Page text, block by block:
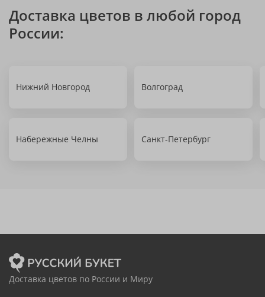
Доставка цветов в любой город
России:
Нижний Новгород Волгоград
Набережные Челны Санкт-Петербург
Доставка цветов по России и Миру